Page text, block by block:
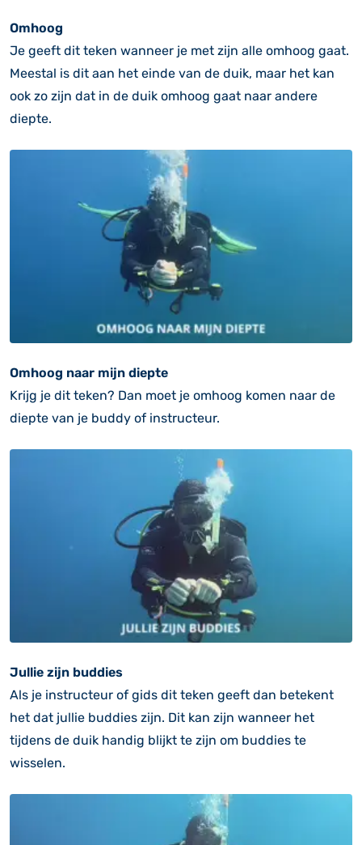
Omhoog
Je geeft dit teken wanneer je met zijn alle omhoog gaat.
Meestal is dit aan het einde van de duik, maar het kan
ook zo zijn dat in de duik omhoog gaat naar andere
diepte.
Omhoog naar mijn diepte
Krijg je dit teken? Dan moet je omhoog komen naar de
diepte van je buddy of instructeur.
Jullie zijn buddies
Als je instructeur of gids dit teken geeft dan betekent
het dat jullie buddies zijn. Dit kan zijn wanneer het
tijdens de duik handig blijkt te zijn om buddies te
wisselen.